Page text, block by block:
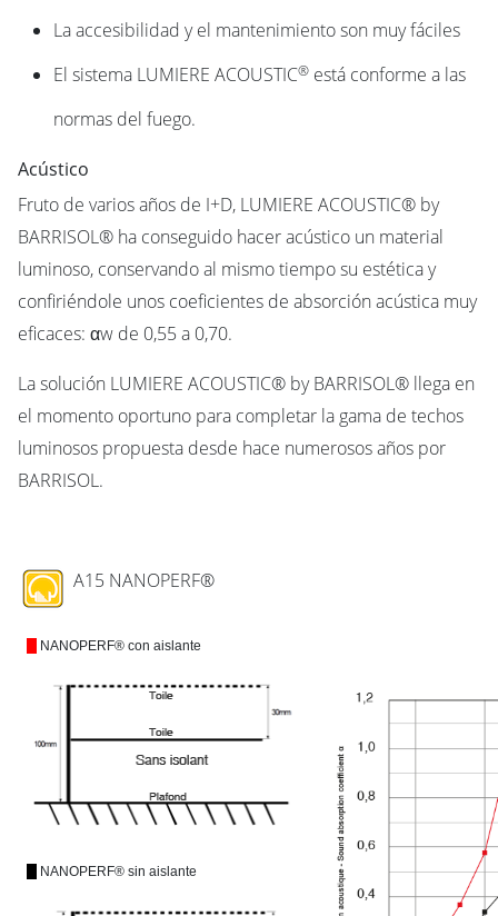
La accesibilidad y el mantenimiento son muy fáciles
El sistema LUMIERE ACOUSTIC® está conforme a las
normas del fuego.
Acústico
Fruto de varios años de I+D, LUMIERE ACOUSTIC® by
BARRISOL® ha conseguido hacer acústico un material
luminoso, conservando al mismo tiempo su estética y
confiriéndole unos coeficientes de absorción acústica muy
eficaces: αw de 0,55 a 0,70.
La solución LUMIERE ACOUSTIC® by BARRISOL® llega en
el momento oportuno para completar la gama de techos
luminosos propuesta desde hace numerosos años por
BARRISOL.
A15 NANOPERF®
NANOPERF® con aislante
NANOPERF® sin aislante